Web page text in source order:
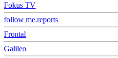
Fokus TV
follow me.reports
Frontal
Galileo